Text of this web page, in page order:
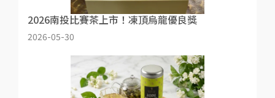
2026南投比賽茶上市！凍頂烏龍優良獎
2026-05-30